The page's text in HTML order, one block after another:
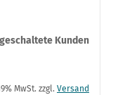
Kunden
MwSt. zzgl. Versand